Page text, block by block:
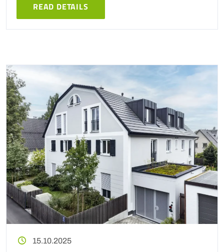
READ DETAILS
15.10.2025